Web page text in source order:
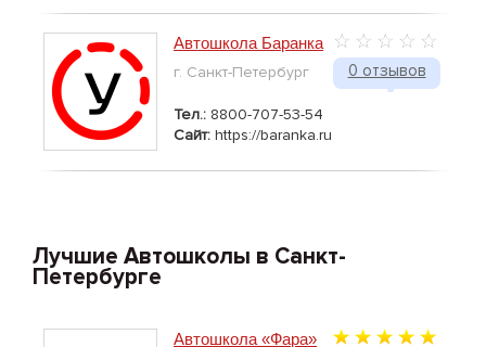
0 отзывов
Автошкола Баранка
г. Санкт-Петербург
Тел.: 8800-707-53-54
Сайт: https://baranka.ru
Лучшие Автошколы в Санкт-
Петербурге
Автошкола «Фара»